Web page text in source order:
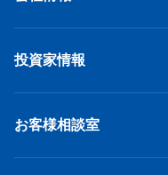
投資家情報
お客様相談室